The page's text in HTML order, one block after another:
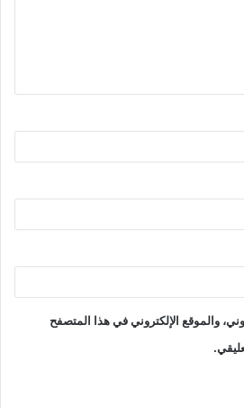
والموقع الإلكتروني في هذا المتصفح